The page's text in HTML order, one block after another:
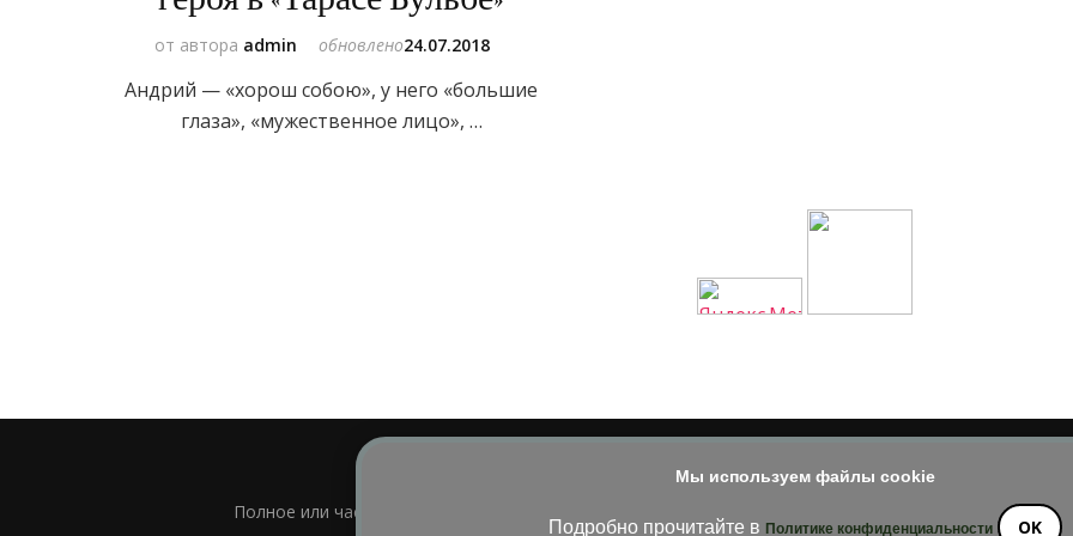
от автора admin обновлено24.07.2018
Андрий — «хорош собою», у него «большие
глаза», «мужественное лицо», …
Мы используем файлы cookie
Подробно прочитайте в Политике конфиденциальности OK
© 2014 - 2026
Полное или частичное использование материала допускается только при наличии активной и